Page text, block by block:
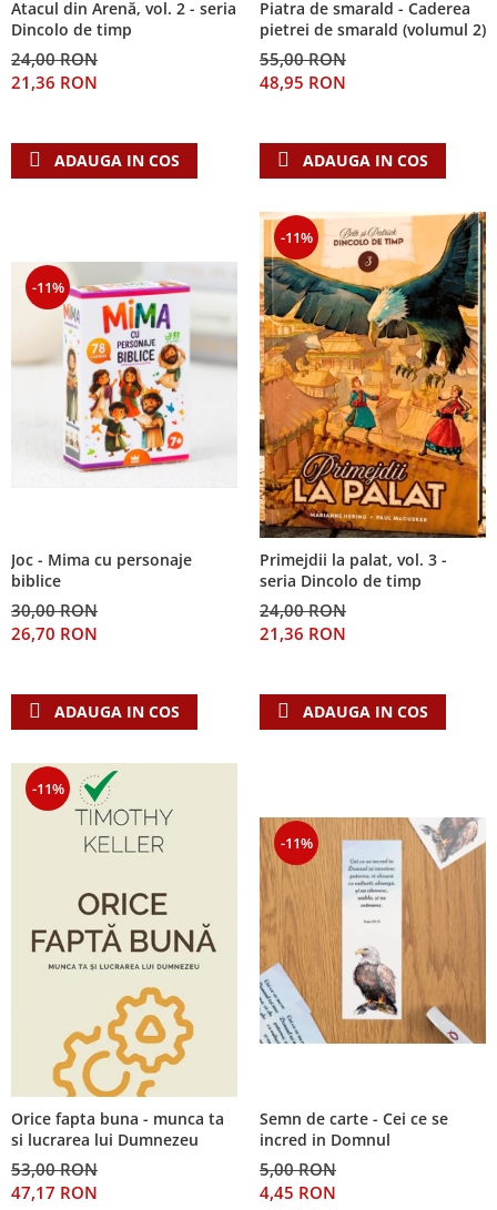
Atacul din Arenă, vol. 2 - seria
Dincolo de timp
24,00 RON
21,36 RON
ADAUGA IN COS
Piatra de smarald - Caderea
pietrei de smarald (volumul 2)
55,00 RON
48,95 RON
ADAUGA IN COS
-11%
Joc - Mima cu personaje
biblice
30,00 RON
26,70 RON
ADAUGA IN COS
-11%
Primejdii la palat, vol. 3 -
seria Dincolo de timp
24,00 RON
21,36 RON
ADAUGA IN COS
-11%
Orice fapta buna - munca ta
si lucrarea lui Dumnezeu
53,00 RON
47,17 RON
-11%
Semn de carte - Cei ce se
incred in Domnul
5,00 RON
4,45 RON